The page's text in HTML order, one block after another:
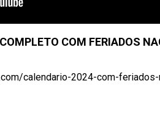
COM FERIADOS
calendario-2024-com-